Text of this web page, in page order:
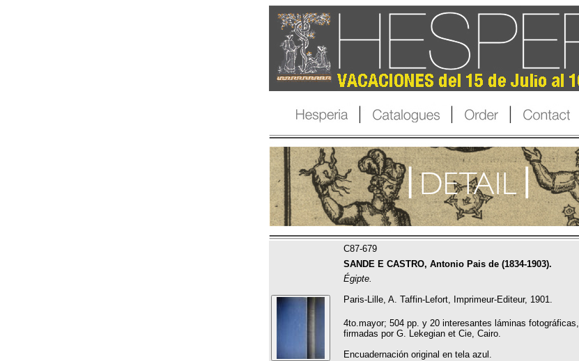
C87-679
SANDE E CASTRO, Antonio Pais de (1834-1903).
Égipte.
Paris-Lille, A. Taffin-Lefort, Imprimeur-Editeur, 1901.
4to.mayor; 504 pp. y 20 interesantes láminas fotográficas,
firmadas por G. Lekegian et Cie, Cairo.
Encuadernación original en tela azul.